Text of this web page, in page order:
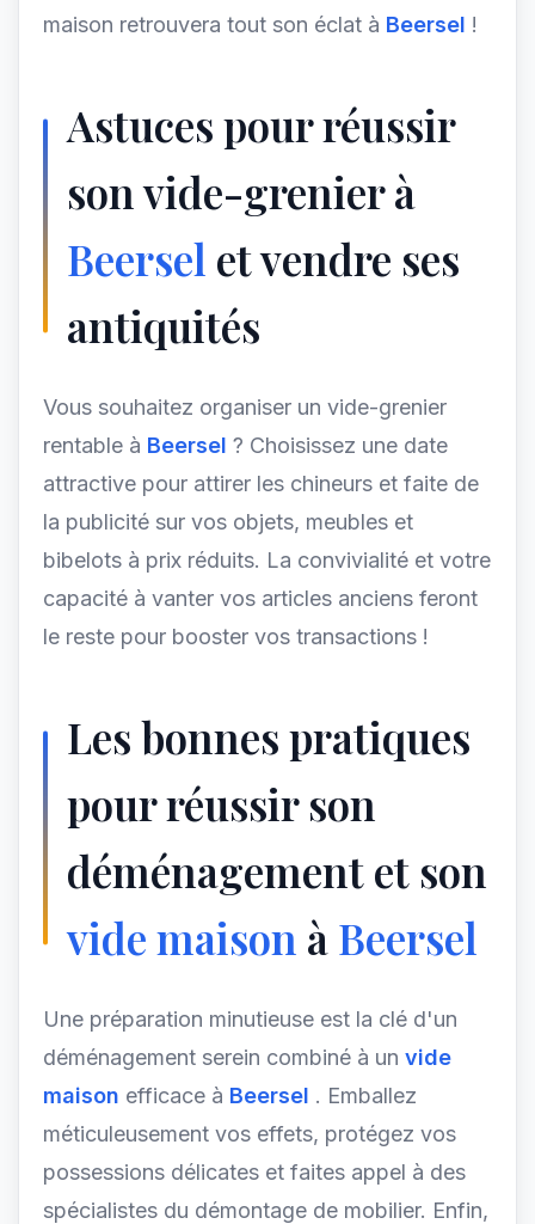
maison retrouvera tout son éclat à Beersel !
Astuces pour réussir
son vide-grenier à
Beersel et vendre ses
antiquités
Vous souhaitez organiser un vide-grenier
rentable à Beersel ? Choisissez une date
attractive pour attirer les chineurs et faite de
la publicité sur vos objets, meubles et
bibelots à prix réduits. La convivialité et votre
capacité à vanter vos articles anciens feront
le reste pour booster vos transactions !
Les bonnes pratiques
pour réussir son
déménagement et son
vide maison àBeersel
Une préparation minutieuse est la clé d'un
déménagement serein combiné à un vide
maison efficace à Beersel . Emballez
méticuleusement vos effets, protégez vos
possessions délicates et faites appel à des
spécialistes du démontage de mobilier. Enfin,